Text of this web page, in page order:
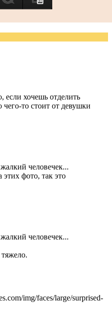
если хочешь отделить
чего-то стоит от девушки
человечек...
этих фото, так это
человечек...
img/faces/large/surprised-